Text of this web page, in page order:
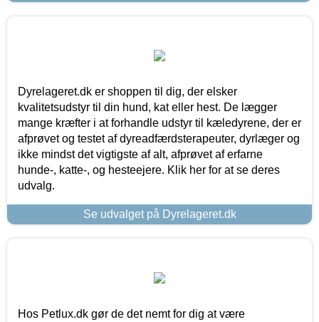
Dyrelageret.dk er shoppen til dig, der elsker
kvalitetsudstyr til din hund, kat eller hest. De lægger
mange kræfter i at forhandle udstyr til kæledyrene, der er
afprøvet og testet af dyreadfærdsterapeuter, dyrlæger og
ikke mindst det vigtigste af alt, afprøvet af erfarne
hunde-, katte-, og hesteejere. Klik her for at se deres
udvalg.
Se udvalget på Dyrelageret.dk
Hos Petlux.dk gør de det nemt for dig at være